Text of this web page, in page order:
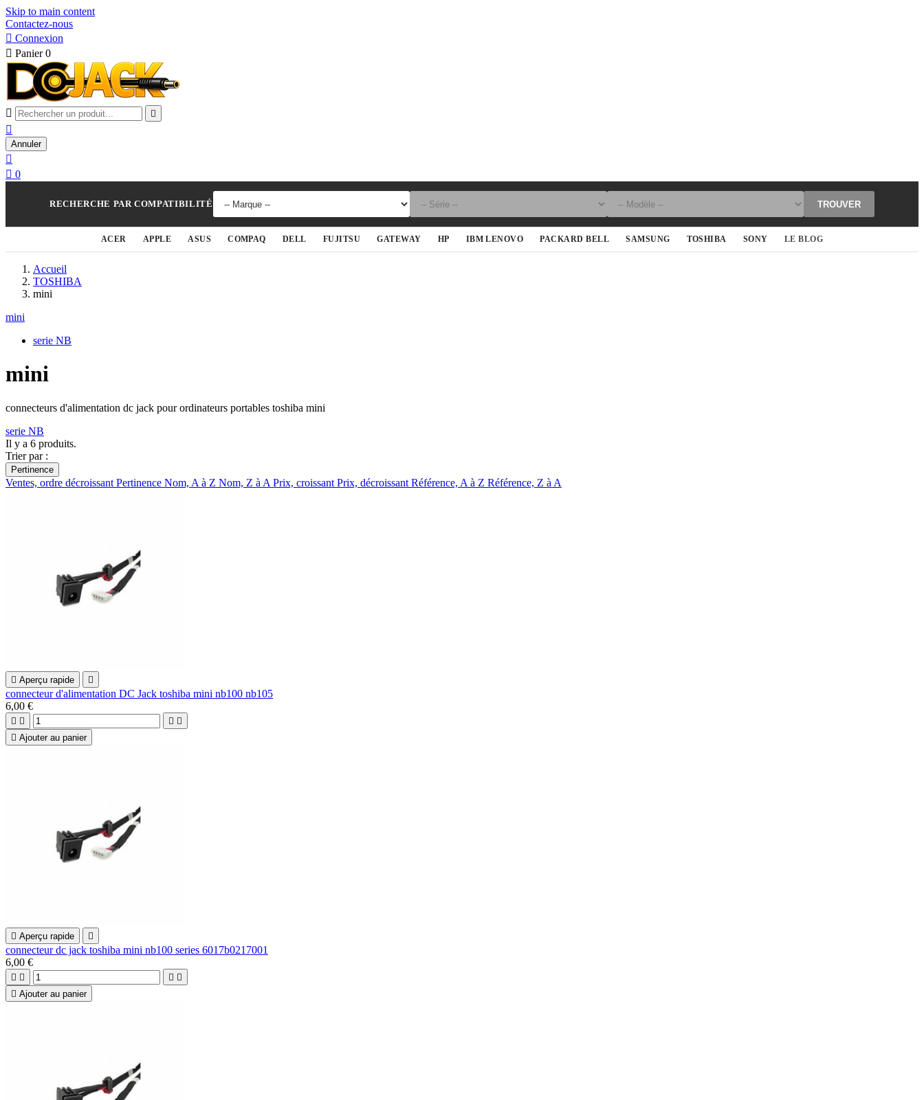
Skip to main content
Contactez-nous
 Connexion
 Panier 0
 

Annuler

 0
RECHERCHE PAR COMPATIBILITÉ TROUVER
ACER APPLE ASUS COMPAQ DELL FUJITSU GATEWAY HP IBM LENOVO PACKARD BELL SAMSUNG TOSHIBA SONY LE BLOG
Accueil
TOSHIBA
mini
mini
serie NB
mini
connecteurs d'alimentation dc jack pour ordinateurs portables toshiba mini
serie NB
Il y a 6 produits.
Trier par :
Pertinence
Ventes, ordre décroissant Pertinence Nom, A à Z Nom, Z à A Prix, croissant Prix, décroissant Référence, A à Z Référence, Z à A
 Aperçu rapide 
connecteur d'alimentation DC Jack toshiba mini nb100 nb105
6,00 €
   
 Ajouter au panier
 Aperçu rapide 
connecteur dc jack toshiba mini nb100 series 6017b0217001
6,00 €
   
 Ajouter au panier